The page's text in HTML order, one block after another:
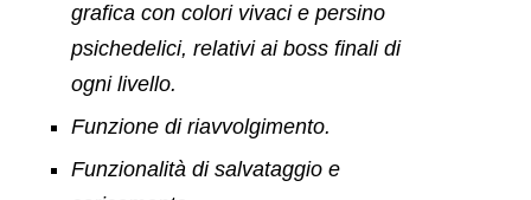
grafica con colori vivaci e persino
psichedelici, relativi ai boss finali di
ogni livello.
Funzione di riavvolgimento.
Funzionalità di salvataggio e